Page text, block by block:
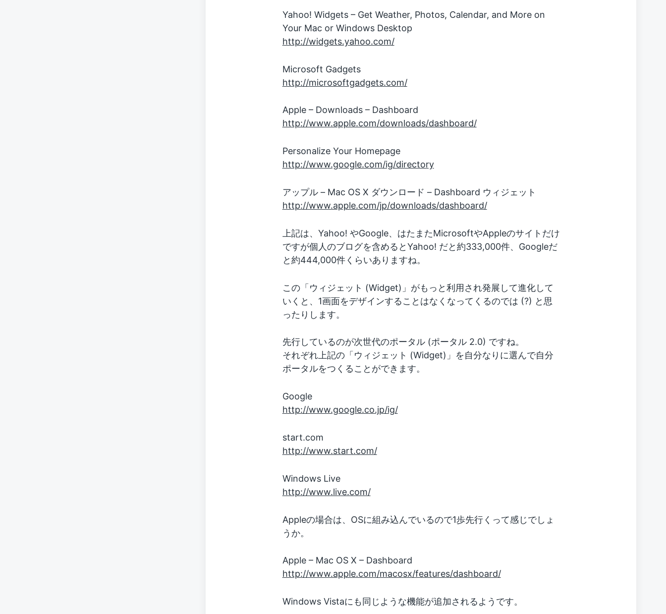
Yahoo! Widgets – Get Weather, Photos, Calendar, and More on
Your Mac or Windows Desktop
http://widgets.yahoo.com/
Microsoft Gadgets
http://microsoftgadgets.com/
Apple – Downloads – Dashboard
http://www.apple.com/downloads/dashboard/
Personalize Your Homepage
http://www.google.com/ig/directory
アップル – Mac OS X ダウンロード – Dashboard ウィジェット
http://www.apple.com/jp/downloads/dashboard/
上記は、Yahoo! やGoogle、はたまたMicrosoftやAppleのサイトだけ
ですが個人のブログを含めるとYahoo! だと約333,000件、Googleだ
と約444,000件くらいありますね。
この「ウィジェット (Widget)」がもっと利用され発展して進化して
いくと、1画面をデザインすることはなくなってくるのでは (?) と思
ったりします。
先行しているのが次世代のポータル (ポータル 2.0) ですね。
それぞれ上記の「ウィジェット (Widget)」を自分なりに選んで自分
ポータルをつくることができます。
Google
http://www.google.co.jp/ig/
start.com
http://www.start.com/
Windows Live
http://www.live.com/
Appleの場合は、OSに組み込んでいるので1歩先行くって感じでしょ
うか。
Apple – Mac OS X – Dashboard
http://www.apple.com/macosx/features/dashboard/
Windows Vistaにも同じような機能が追加されるようです。